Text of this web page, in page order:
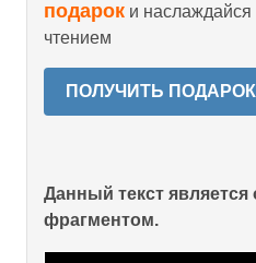
подарок и
чтением
ПОЛУЧИТЬ ПОДАРОК
Данный текст
фрагментом.